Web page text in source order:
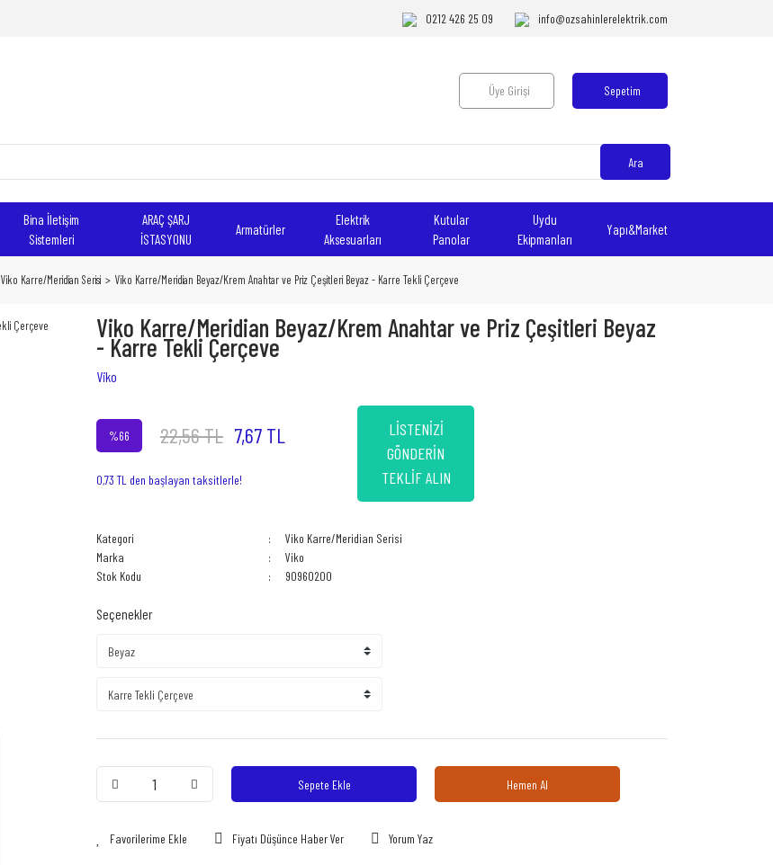
0212 426 25 09 info@ozsahinlerelektrik.com
Üye Girişi Sepetim
Ara
Bina İletişim
Sistemleri
ARAÇ ŞARJ
İSTASYONU
Armatürler
Elektrik
Aksesuarları
Kutular
Panolar
Uydu
Ekipmanları
Yapı&Market
Viko Karre/Meridian Serisi Viko Karre/Meridian Beyaz/Krem Anahtar ve Priz Çeşitleri Beyaz - Karre Tekli Çerçeve
Viko Karre/Meridian Beyaz/Krem Anahtar ve Priz Çeşitleri Beyaz
- Karre Tekli Çerçeve
Viko
%66 22,56 TL 7,67 TL
0,73 TL den başlayan taksitlerle!
LİSTENİZİ
GÖNDERİN
TEKLİF ALIN
Kategori
Viko Karre/Meridian Serisi
Marka
Viko
Stok Kodu
90960200
Seçenekler
Sepete Ekle Hemen Al
Fiyatı Düşünce Haber Ver Yorum Yaz